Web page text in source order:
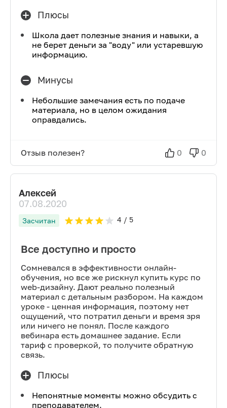
Плюсы
Школа дает полезные знания и навыки, а
не берет деньги за "воду" или устаревшую
информацию.
Минусы
Небольшие замечания есть по подаче
материала, но в целом ожидания
оправдались.
Отзыв полезен? 0 0
Алексей
07.08.2020
Засчитан 4 / 5
Все доступно и просто
Сомневался в эффективности онлайн-
обучения, но все же рискнул купить курс по
web-дизайну. Дают реально полезный
материал с детальным разбором. На каждом
уроке - ценная информация, поэтому нет
ощущений, что потратил деньги и время зря
или ничего не понял. После каждого
вебинара есть домашнее задание. Если
тариф с проверкой, то получите обратную
связь.
Плюсы
Непонятные моменты можно обсудить с
преподавателем.